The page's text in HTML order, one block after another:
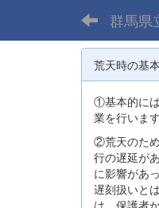
群馬県
荒天時の基
①基本的に
業を行います
②荒天のた
行の遅延が
に影響があ
遅刻扱いと
は、保護者